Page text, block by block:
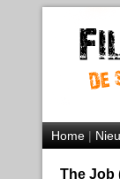
Home|
The Job